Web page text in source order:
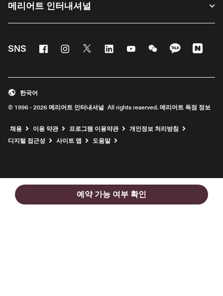
예약 가능 여부 확인
메리어트 인터내셔널
SNS FacebookInstagram
Twitter LinkedinYoutubeWeChatKaKao
© 1996 - 2026 메리어트 인터내셔널 All rights reserved. 메리어트 독점 정보
한국어
채용 이용 약관 프로그램 이용약관
개인정보 처리방침
디지털 접근성
사이트 맵 도움말